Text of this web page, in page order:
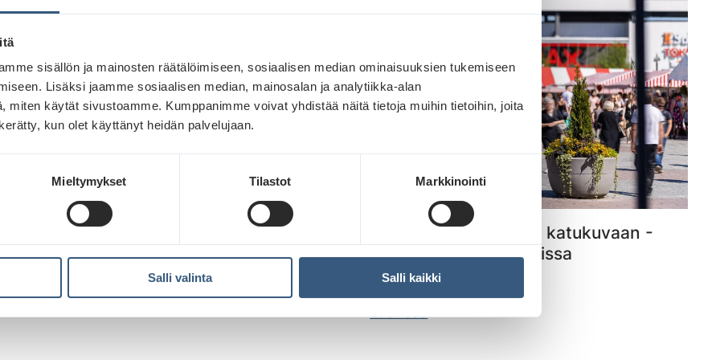
sisällön ja mainosten räätälöimiseen, sosiaalisen median ominaisuuksien tukemiseen
Lisäksi jaamme sosiaalisen median, mainosalan ja analytiikka-alan
miten käytät sivustoamme. Kumppanimme voivat yhdistää näitä tietoja muihin tietoihin, joita
kun olet käyttänyt heidän palvelujaan.
Mieltymykset Tilastot Markkinointi
Salli valinta Salli kaikki
Kesä saa kaupungit sykkimään –
JCDecaux’n ulkomainosverkostolla
kesäyleisö tavoitetaan parhailla
paikoilla
Lue lisää
Kesätuotteilla brändit katukuvaan -
Näy kesän vilkkaimmissa
ympäristöissä